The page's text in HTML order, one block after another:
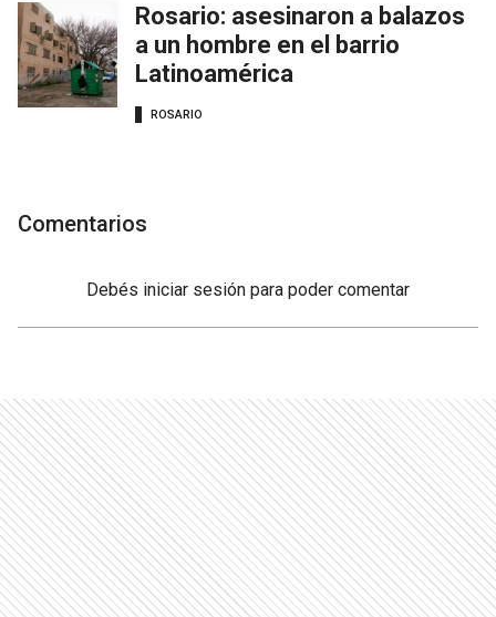
Rosario: asesinaron a balazos
a un hombre en el barrio
Latinoamérica
ROSARIO
Comentarios
Debés iniciar sesión para poder comentar